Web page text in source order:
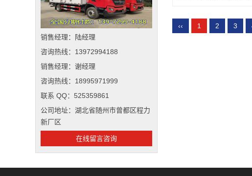
销售经理：陆经理
咨询热线：13972994188
销售经理：谢经理
咨询热线：18995971999
联系 QQ：525359861
公司地址：湖北省随州市曾都区程力
新厂区
在线留言咨询
‹‹ 1 2 3